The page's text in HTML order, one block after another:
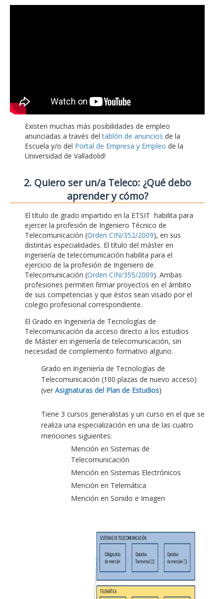
Existen muchas más posibilidades de empleo
anunciadas a través deltablón de anuncios de la
Escuela y/o del Portal de Empresa y Empleo de la
Universidad de Valladolid!
2. Quiero ser un/a Teleco: ¿Qué debo
aprender y cómo?
El título de grado impartido en la ETSIT habilita para
ejercer la profesión de Ingeniero Técnico de
Telecomunicación (Orden CIN/352/2009), en sus
distintas especialidades. El título del máster en
ingeniería de telecomunicación habilita para el
ejercicio de la profesión de Ingeniero de
Telecomunicación (Orden CIN/355/2009). Ambas
profesiones permiten firmar proyectos en el ámbito
de sus competencias y que éstos sean visado por el
colegio profesional correspondiente.
El Grado en Ingeniería de Tecnologías de
Telecomunicación da acceso directo a los estudios
de Máster en ingeniería de telecomunicación, sin
necesidad de complemento formativo alguno.
Grado en Ingeniería de Tecnologías de
Telecomunicación (100 plazas de nuevo acceso)
(ver Asignaturas del Plan de Estudios)
Tiene 3 cursos generalistas y un curso en el que se
realiza una especialización en una de las cuatro
menciones siguientes:
Mención en Sistemas de
Telecomunicación
Mención en Sistemas Electrónicos
Mención en Telemática
Mención en Sonido e Imagen